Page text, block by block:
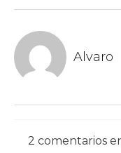
Alvaro
2 comentarios